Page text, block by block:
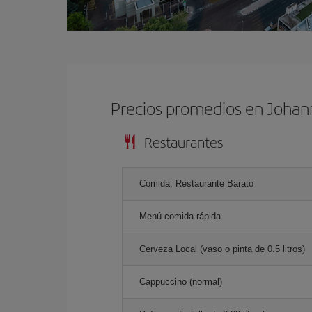
Precios promedios en
Restaurantes
Comida, Restaurante Barato
Menú comida rápida
Cerveza Local (vaso o pinta de 0.5 litros)
Cappuccino (normal)